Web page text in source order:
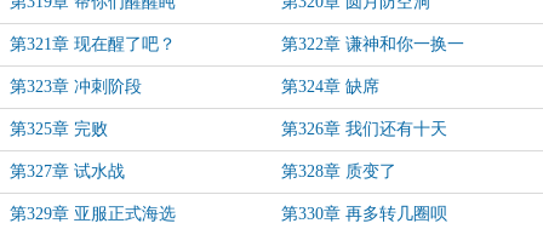
第321章 现在醒了吧？ 第322章 谦神和你一换一
第323章 冲刺阶段 第324章 缺席
第325章 完败 第326章 我们还有十天
第327章 试水战 第328章 质变了
第329章 亚服正式海选 第330章 再多转几圈呗